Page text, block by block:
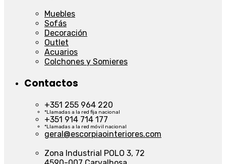
Muebles
Sofás
Decoración
Outlet
Acuarios
Colchones y Somieres
Contactos
+351 255 964 220
*Llamadas a la red fija nacional
+351 914 714 177
*Llamadas a la red móvil nacional
geral@escorpiaointeriores.com
Zona Industrial POLO 3, 72